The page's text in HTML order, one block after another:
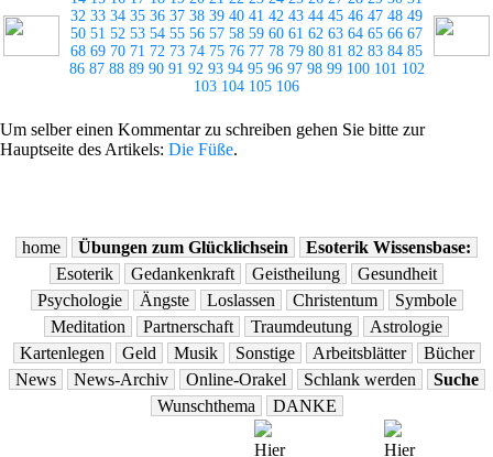
32 33 34 35 36 37 38 39 40 41 42 43 44 45 46 47 48 49
50 51 52 53 54 55 56 57 58 59 60 61 62 63 64 65 66 67
68 69 70 71 72 73 74 75 76 77 78 79 80 81 82 83 84 85
86 87 88 89 90 91 92 93 94 95 96 97 98 99 100 101 102
103 104 105 106
Um selber einen Kommentar zu schreiben gehen Sie bitte zur
Hauptseite des Artikels: Die Füße.
home Übungen zum Glücklichsein
Esoterik Wissensbase:
Esoterik
Gedankenkraft Geistheilung
Gesundheit
Psychologie
Ängste Loslassen Christentum
Symbole
Meditation
Partnerschaft Traumdeutung
Astrologie
Kartenlegen
Geld Musik Sonstige Arbeitsblätter
Bücher
News
News-Archiv Online-Orakel Schlank werden
Suche
Wunschthema
DANKE